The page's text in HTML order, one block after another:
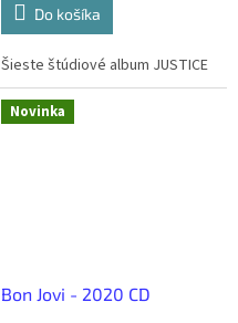
Do košíka
Šieste štúdiové album JUSTICE
Novinka
Bon Jovi - 2020 CD